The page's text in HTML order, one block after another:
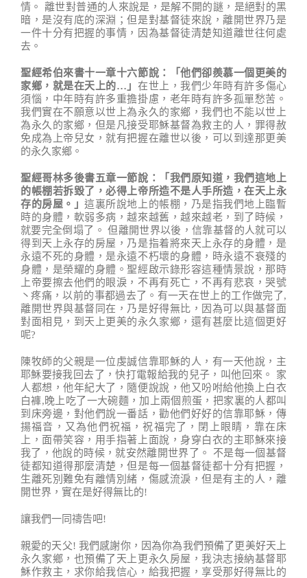
情。 離世對普通的人來說是，是解不開的謎，是絕對的黑
暗，是沒有底的深淵；但是對基督徒來說，離開世界乃是
一件十分有把握的事情，因為基督徒清楚知道離世往何處
去。
聖經希伯來書十一章十六節說 ： 「他們卻羨慕一個更美的
家鄉 ， 就是在天上的… 」 在世上，我們少年時有許多傷心
須惱，中年時有許多重擔掛慮，老年時有許多孤單愁苦。
我們實在不願意以世上為永久的家鄉，我們也不能以世上
為永久的家鄉，但是凡接受耶穌基督為救主的人，罪得赦
免成為上帝兒女，就有把握在離世以後，可以到達那更美
的永久家鄉。
聖經哥林多後書五章一節說 ： 「 我們原知道 ， 我們這地上
的帳棚若拆毀了 ，必得上帝所造不是人手所造 ，在天上永
存的房屋 。 」這裏所說地上的帳棚，乃是指我們地上臨暫
時的身體，軟弱多病，越來越舊，越來越老，到了時候，
就要完全倒塌了。 但離開世界以後，信靠基督的人就可以
得到天上永存的房屋，乃是指着將來天上永存的身體，是
永遠不死的身體，是永遠不朽壞的身體，時永遠不衰殘的
身體，是榮耀的身體。聖經啟示錄形容這種情景說，那時
上帝要擦去他們的眼淚，不再有死亡，不再有悲哀，哭號
丶疼痛，以前的事都過去了。有一天在世上的工作做完了,
離開世界與基督同在，乃是好得無比，因為可以與基督面
對面相見，到天上更美的永久家鄉，還有甚麼比這個更好
呢?
陳牧師的父親是一位虔誠信靠耶穌的人，有一天他說，主
耶穌要接我回去了，快打電報給我的兒子，叫他回來。 家
人都想，他年紀大了，隨便說說，他又吩咐給他換上白衣
白褲,晚上吃了一大碗麵，加上兩個煎蛋，把家裏的人都叫
到床旁邊，對他們說一番話，勸他們好好的信靠耶穌，傳
揚福音，又為他們祝福，祝福完了，閉上眼睛，靠在床
上，面帶笑容，用手指著上面說，身穿白衣的主耶穌來接
我了，他說的時候，就安然離開世界了。 不是每一個基督
徒都知道得那麼清楚，但是每一個基督徒都十分有把握，
生離死別難免有離情別緒，傷感流淚，但是有主的人，離
開世界，實在是好得無比的!
讓我們一同禱告吧!
親愛的天父! 我們感謝你，因為你為我們預備了更美好天上
永久家鄉，也預備了天上更永久房屋，我決志接納基督耶
穌作救主，求你給我信心，給我把握，享受那好得無比的